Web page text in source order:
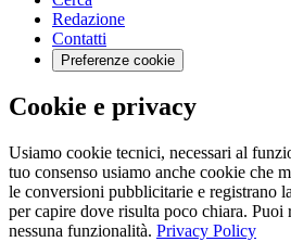
Redazione
Contatti
Preferenze cookie
Cookie e privacy
Usiamo cookie tecnici, necessari al
tuo consenso usiamo anche cookie che
le conversioni pubblicitarie e registrano
per capire dove risulta poco chiara. Puoi
nessuna funzionalità. Privacy Policy